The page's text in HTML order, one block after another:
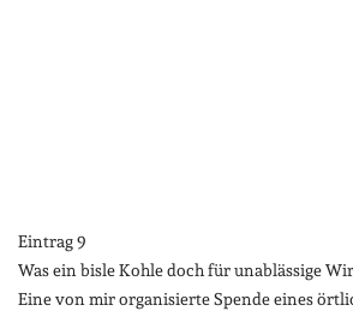
Eintrag 9
Was ein bisle Kohle doch für unablässige
Eine von mir organisierte Spende eines